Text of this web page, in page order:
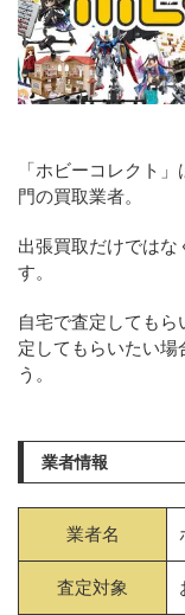
「ホビーコレクト
門の買取業者。
出張買取だけでは
す。
自宅で査定しても
定してもらいたい場
う。
業者情報
業者名
査定対象